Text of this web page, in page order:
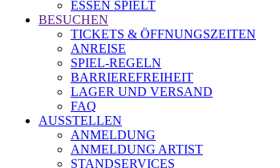
ESSEN SPIELT
BESUCHEN
TICKETS & ÖFFNUNGSZEITEN
ANREISE
SPIEL-REGELN
BARRIEREFREIHEIT
LAGER UND VERSAND
FAQ
AUSSTELLEN
ANMELDUNG
ANMELDUNG ARTIST
STANDSERVICES